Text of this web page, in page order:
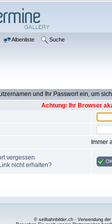
Albenliste Suche
und Ihr Passwort ein, um
Achtung: Ihr Browser
Immer
vergessen
nicht erhalten?
© seilbahnbilder.ch - Verwendung